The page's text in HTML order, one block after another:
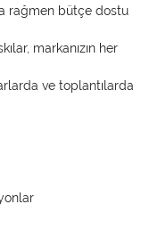
rağmen bütçe dostu
markanızın her
ve toplantılarda